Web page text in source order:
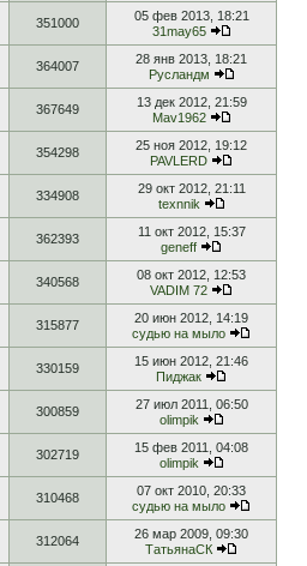
351000
05 фев 2013, 18:21
31may65
364007
28 янв 2013, 18:21
Русландм
367649
13 дек 2012, 21:59
Mav1962
354298
25 ноя 2012, 19:12
PAVLERD
334908
29 окт 2012, 21:11
texnnik
362393
11 окт 2012, 15:37
geneff
340568
08 окт 2012, 12:53
VADIM 72
315877
20 июн 2012, 14:19
судью на мыло
330159
15 июн 2012, 21:46
Пиджак
300859
27 июл 2011, 06:50
olimpik
302719
15 фев 2011, 04:08
olimpik
310468
07 окт 2010, 20:33
судью на мыло
312064
26 мар 2009, 09:30
ТатьянаСК